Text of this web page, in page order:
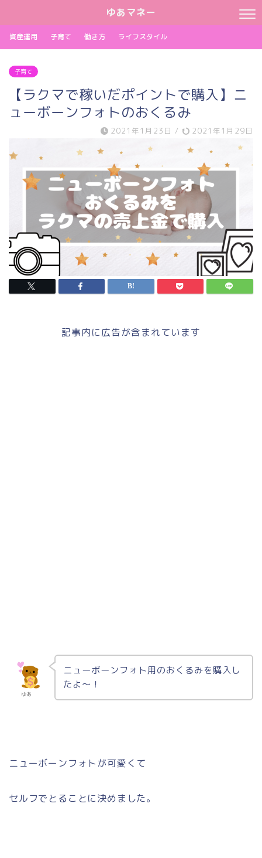
ゆあマネー
資産運用 子育て 働き方 ライフスタイル
子育て
【ラクマで稼いだポイントで購入】ニ
ューボーンフォトのおくるみ
2021年1月23日 / 2021年1月29日
記事内に広告が含まれています
ゆあ
ニューボーンフォト用のおくるみを購入し
たよ〜！
ニューボーンフォトが可愛くて
セルフでとることに決めました。